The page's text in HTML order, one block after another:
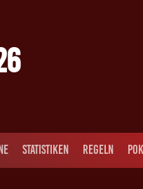
STATISTIKEN REGELN